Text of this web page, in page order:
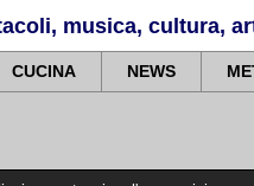
musica, cultura,
CUCINA NEWS